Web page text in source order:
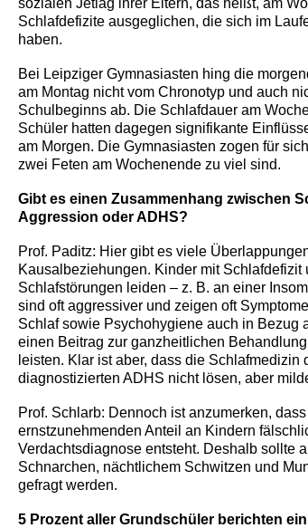
Schlafdefizite ausgeglichen, die sich im
haben.
Bei Leipziger Gymnasiasten hing die
am Montag nicht vom Chronotyp und auch
Schulbeginns ab. Die Schlafdauer am
Schüler hatten dagegen signifikante
am Morgen. Die Gymnasiasten zogen für
zwei Feten am Wochenende zu viel sind.
Gibt es einen Zusammenhang zwischen
Aggression oder ADHS?
Prof. Paditz: Hier gibt es viele
Kausalbeziehungen. Kinder mit Schlafdefizit
Schlafstörungen leiden – z. B. an einer
sind oft aggressiver und zeigen oft
Schlaf sowie Psychohygiene auch in Bezug
einen Beitrag zur ganzheitlichen
leisten. Klar ist aber, dass die Schlafmedizin
diagnostizierten ADHS nicht lösen, aber
Prof. Schlarb: Dennoch ist anzumerken,
ernstzunehmenden Anteil an Kindern
Verdachtsdiagnose entsteht. Deshalb sollte
Schnarchen, nächtlichem Schwitzen und
gefragt werden.
5 Prozent aller Grundschüler berichten